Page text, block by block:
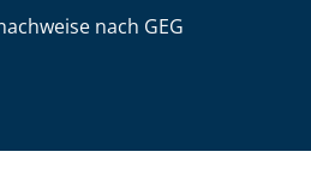
nach GEG